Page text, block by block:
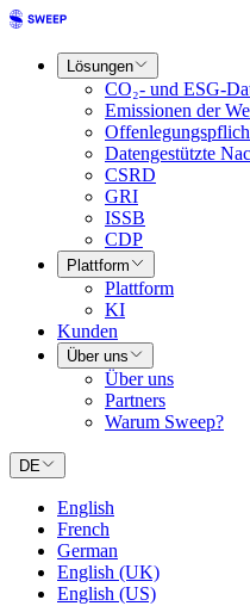
Lösungen
CO₂- und ESG-
Emissionen der
Datengestützte
CSRD
GRI
ISSB
CDP
Plattform
Plattform
KI
Kunden
Über uns
Über uns
Partners
Warum Sweep?
DE
English
French
German
English (UK)
English (US)